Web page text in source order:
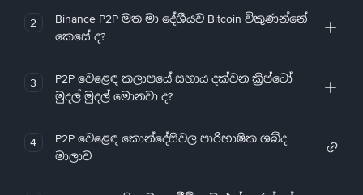
2
Binance P2P මත මා දේශීයව Bitcoin විකුණන්නේ
කෙසේ ද?
3
P2P වෙළෙඳ කලාපයේ සහාය දක්වන ක්‍රිප්ටෝ
මුදල් මුදල් මොනවා ද?
4
P2P වෙළෙඳ කොන්දේසිවල පාරිභාෂික ශබ්ද
මාලාව